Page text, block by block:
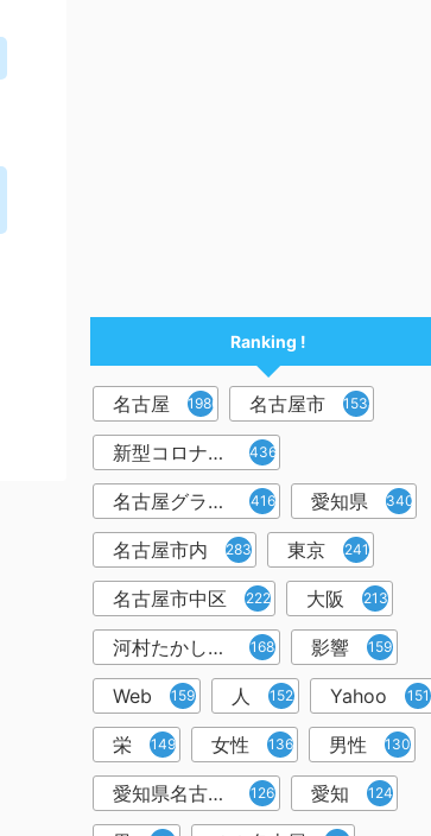
Ranking !
名古屋 1986 名古屋市 1538
新型コロナウイルス 436
名古屋グランパス 416 愛知県 340
名古屋市内 283 東京 241
名古屋市中区 222 大阪 213
河村たかし市長 168 影響 159
Web 159 人 152 Yahoo 151
栄 149 女性 136 男性 130
愛知県名古屋市 126 愛知 124